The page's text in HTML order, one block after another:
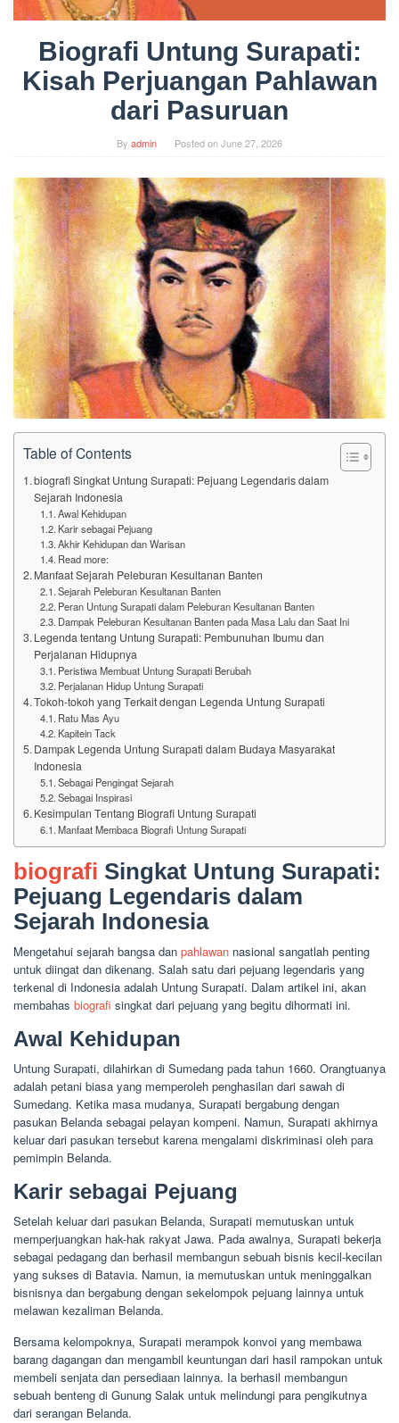
Biografi Untung Surapati:
Kisah Perjuangan Pahlawan
dari Pasuruan
By admin Posted onJune 27, 2026
Table of Contents
biografi Singkat Untung Surapati: Pejuang Legendaris dalam
Sejarah Indonesia
Awal Kehidupan
Karir sebagai Pejuang
Akhir Kehidupan dan Warisan
Read more:
Manfaat Sejarah Peleburan Kesultanan Banten
Sejarah Peleburan Kesultanan Banten
Peran Untung Surapati dalam Peleburan Kesultanan Banten
Dampak Peleburan Kesultanan Banten pada Masa Lalu dan Saat Ini
Legenda tentang Untung Surapati: Pembunuhan Ibumu dan
Perjalanan Hidupnya
Peristiwa Membuat Untung Surapati Berubah
Perjalanan Hidup Untung Surapati
Tokoh-tokoh yang Terkait dengan Legenda Untung Surapati
Ratu Mas Ayu
Kapitein Tack
Dampak Legenda Untung Surapati dalam Budaya Masyarakat
Indonesia
Sebagai Pengingat Sejarah
Sebagai Inspirasi
Kesimpulan Tentang Biografi Untung Surapati
Manfaat Membaca Biografi Untung Surapati
biografi Singkat Untung Surapati:
Pejuang Legendaris dalam
Sejarah Indonesia
Mengetahui sejarah bangsa dan pahlawan nasional sangatlah penting
untuk diingat dan dikenang. Salah satu dari pejuang legendaris yang
terkenal di Indonesia adalah Untung Surapati. Dalam artikel ini, akan
membahas biografi singkat dari pejuang yang begitu dihormati ini.
Awal Kehidupan
Untung Surapati, dilahirkan di Sumedang pada tahun 1660. Orangtuanya
adalah petani biasa yang memperoleh penghasilan dari sawah di
Sumedang. Ketika masa mudanya, Surapati bergabung dengan
pasukan Belanda sebagai pelayan kompeni. Namun, Surapati akhirnya
keluar dari pasukan tersebut karena mengalami diskriminasi oleh para
pemimpin Belanda.
Karir sebagai Pejuang
Setelah keluar dari pasukan Belanda, Surapati memutuskan untuk
memperjuangkan hak-hak rakyat Jawa. Pada awalnya, Surapati bekerja
sebagai pedagang dan berhasil membangun sebuah bisnis kecil-kecilan
yang sukses di Batavia. Namun, ia memutuskan untuk meninggalkan
bisnisnya dan bergabung dengan sekelompok pejuang lainnya untuk
melawan kezaliman Belanda.
Bersama kelompoknya, Surapati merampok konvoi yang membawa
barang dagangan dan mengambil keuntungan dari hasil rampokan untuk
membeli senjata dan persediaan lainnya. Ia berhasil membangun
sebuah benteng di Gunung Salak untuk melindungi para pengikutnya
dari serangan Belanda.